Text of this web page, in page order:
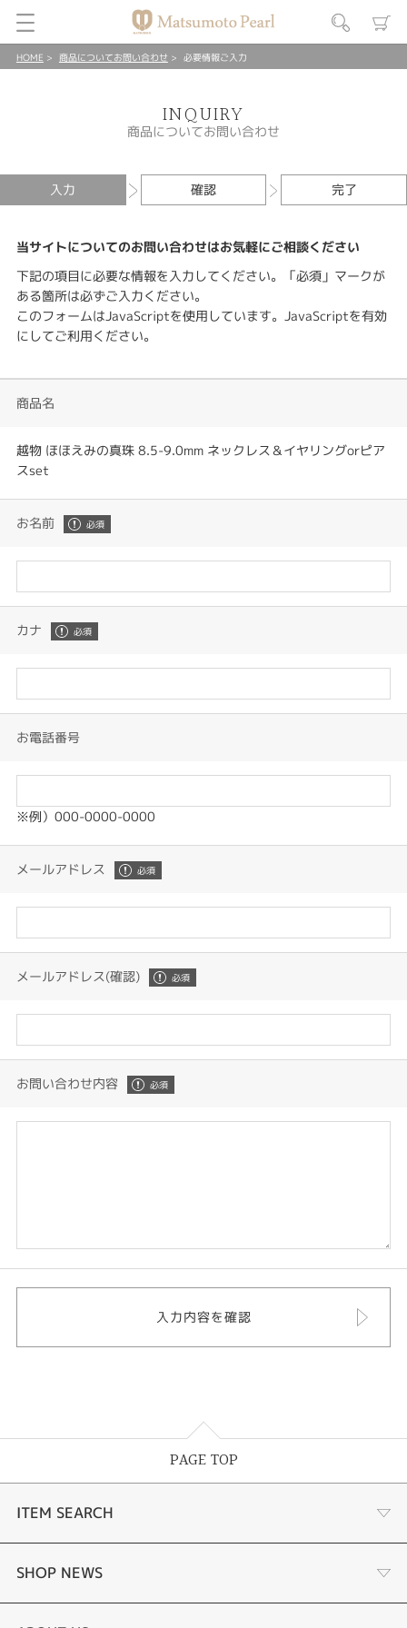
HOME 商品についてお問い合わせ 必要情報ご入力
INQUIRY
商品についてお問い合わせ
入力 確認 完了
当サイトについてのお問い合わせはお気軽にご相談ください
下記の項目に必要な情報を入力してください。「必須」マークが
ある箇所は必ずご入力ください。
このフォームはJavaScriptを使用しています。JavaScriptを有効
にしてご利用ください。
商品名
越物 ほほえみの真珠 8.5-9.0mm ネックレス＆イヤリングorピア
スset
お名前
カナ
お電話番号
※例）000-0000-0000
メールアドレス
メールアドレス(確認)
お問い合わせ内容
PAGE TOP
ITEM SEARCH
ナチュラルパール
SHOP NEWS